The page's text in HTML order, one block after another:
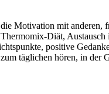
Motivation mit
Diät,
positive
täglichen hören, in der